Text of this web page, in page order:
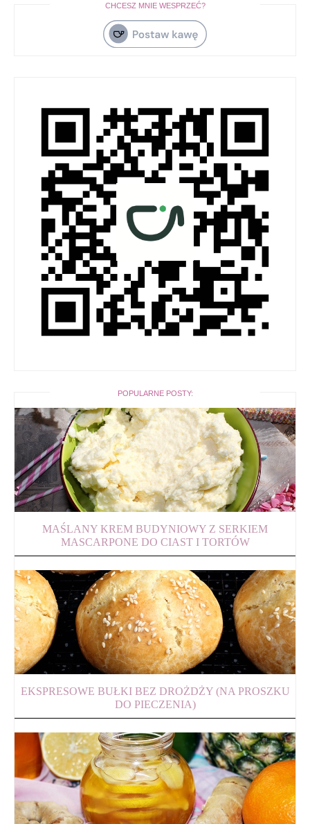
CHCESZ MNIE WESPRZEĆ?
POPULARNE POSTY:
MAŚLANY KREM BUDYNIOWY Z SERKIEM
MASCARPONE DO CIAST I TORTÓW
EKSPRESOWE BUŁKI BEZ DROŻDŻY (NA PROSZKU
DO PIECZENIA)